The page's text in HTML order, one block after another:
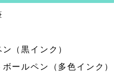
（黒インク）
ールペン（多色インク）